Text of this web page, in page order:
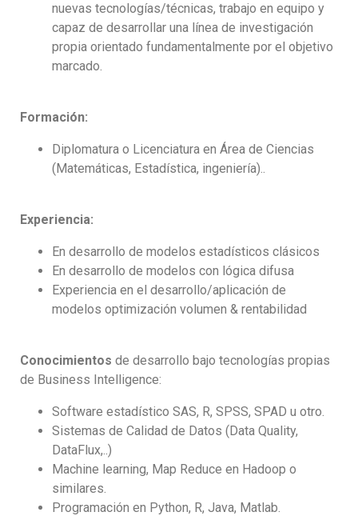
nuevas tecnologías/técnicas, trabajo en equipo y
capaz de desarrollar una línea de investigación
propia orientado fundamentalmente por el objetivo
marcado.
Formación:
Diplomatura o Licenciatura en Área de Ciencias
(Matemáticas, Estadística, ingeniería)..
Experiencia:
En desarrollo de modelos estadísticos clásicos
En desarrollo de modelos con lógica difusa
Experiencia en el desarrollo/aplicación de
modelos optimización volumen & rentabilidad
Conocimientos de desarrollo bajo tecnologías propias
de Business Intelligence:
Software estadístico SAS, R, SPSS, SPAD u otro.
Sistemas de Calidad de Datos (Data Quality,
DataFlux,..)
Machine learning, Map Reduce en Hadoop o
similares.
Programación en Python, R, Java, Matlab.